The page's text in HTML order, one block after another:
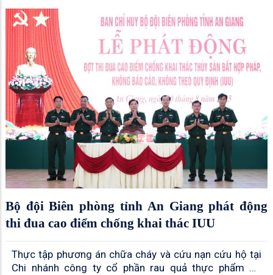
Bộ đội Biên phòng tỉnh An Giang phát động
thi đua cao điểm chống khai thác IUU
Thực tập phương án chữa cháy và cứu nạn cứu hộ tại
Chi nhánh công ty cổ phần rau quả thực phẩm An